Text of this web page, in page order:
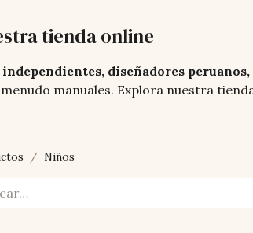
tienda online
independientes, diseñadores
manuales. Explora nuestra
Niños